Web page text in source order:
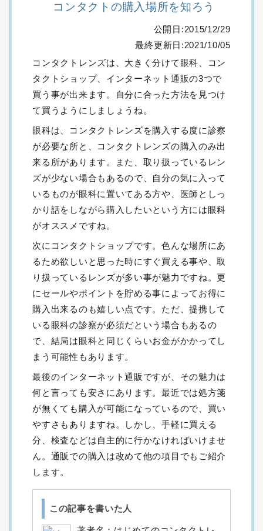
コンタクトの購入場所を知ろう
公開日:2015/12/29
最終更新日:2021/10/05
コンタクトレンズは、大きく分けて眼科、コン
タクトショップ、インターネット通販の3つで
買う事が出来ます。自分に合った方法を見つけ
て買うようにしましょうね。
眼科は、コンタクトレンズを購入する度に診察
が必要な所と、コンタクトレンズの購入のみ出
来る所があります。また、取り扱っているレン
ズが少ない場合もあるので、自分の気に入って
いるものが眼科に置いてある方や、医師としっ
かり話をしながら購入したいという方には眼科
がオススメですね。
次にコンタクトショップです。色んな場所にあ
るため欲しいと思った時にすぐ買える事や、取
り扱っているレンズが多い事が魅力ですね。更
にセールやポイントを貯める事によってお得に
購入出来るのも嬉しい点です。ただ、提携して
いる眼科の診察が必須だという場合もあるの
で、結局は眼科と同じくらいお金がかかってし
まう可能性もあります。
最後のインターネット通販ですが、その魅力は
何と言っても安さにあります。最近では処方箋
が無くても購入が可能になっているので、買い
やすさもありますね。しかし、手軽に買える
分、検査などは自主的に行かなければいけませ
ん。通販での購入は改めて他の項目でもご紹介
します。
この記事を書いた人